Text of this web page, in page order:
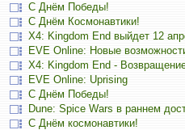
С Днём Победы!
С Днём Космонавтики!
X4: Kingdom End выйдет 12
EVE Online: Новые
X4: Kingdom End -
EVE Online: Uprising
С Днём Победы!
Dune: Spice Wars в раннем
С Днём космонавтики!